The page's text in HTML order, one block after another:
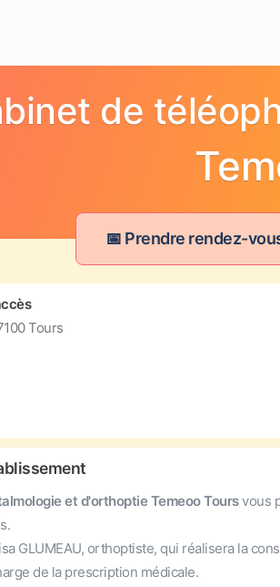
de
📅 Prendre rendez-
Tours
et d'orthoptie Temeoo Toursvous
GLUMEAU, orthoptiste, qui réalisera la
de la prescription médicale.